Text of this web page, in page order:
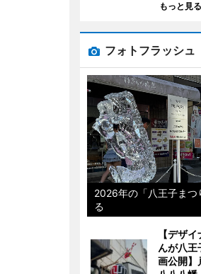
もっと見る
フォトフラッシュ
2026年の「八王子まつ
る
【デザ
んが八王
画公開】